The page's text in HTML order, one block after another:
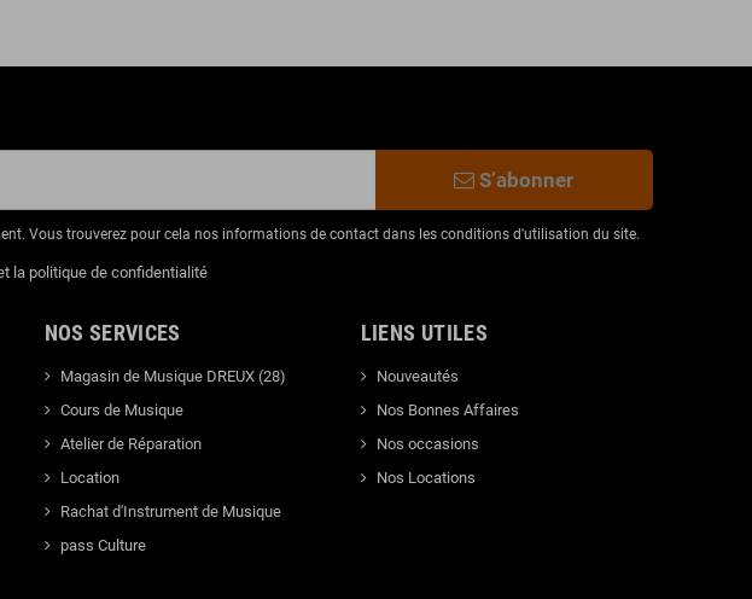
S’abonner
Vous trouverez pour cela nos informations de contact dans les conditions d'utilisation du site.
la politique de confidentialité
NOS SERVICES
Magasin de Musique DREUX (28)
Cours de Musique
Atelier de Réparation
Location
Rachat d'Instrument de Musique
pass Culture
LIENS UTILES
Nouveautés
Nos Bonnes Affaires
Nos occasions
Nos Locations